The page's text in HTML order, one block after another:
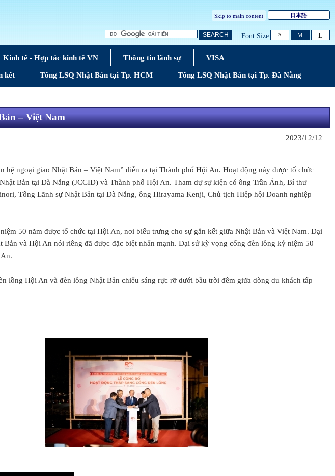
Skip to main content 日本語
SEARCH Font Size S M L
Kinh tế - Hợp tác kinh tế VN Thông tin lãnh sự VISA
kết Tổng LSQ Nhật Bản tại Tp. HCM Tổng LSQ Nhật Bản tại Tp. Đà Nẵng
– Việt Nam
2023/12/12
ngoại giao Nhật Bản – Việt Nam” diễn ra tại Thành phố Hội An. Hoạt động này được tổ chức
Bản tại Đà Nẵng (JCCID) và Thành phố Hội An. Tham dự sự kiện có ông Trần Ánh, Bí thư
Tổng Lãnh sự Nhật Bản tại Đà Nẵng, ông Hirayama Kenji, Chủ tịch Hiệp hội Doanh nghiệp
50 năm được tổ chức tại Hội An, nơi biểu trưng cho sự gắn kết giữa Nhật Bản và Việt Nam. Đại
và Hội An nói riêng đã được đặc biệt nhấn mạnh. Đại sứ kỳ vọng cổng đèn lồng kỷ niệm 50
lồng Hội An và đèn lồng Nhật Bản chiếu sáng rực rỡ dưới bầu trời đêm giữa dòng du khách tấp